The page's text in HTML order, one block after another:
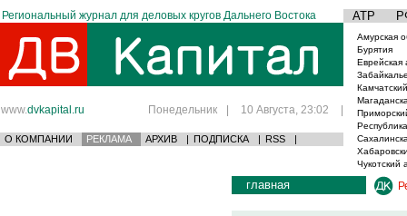
Региональный журнал для деловых кругов Дальнего Востока АТР
www.dvkapital.ru Понедельник | 10 Августа, 23:02 |
О КОМПАНИИ РЕКЛАМА АРХИВ | ПОДПИСКА | RSS |
Амурская
Бурятия
Еврейская
Чукотский
главная